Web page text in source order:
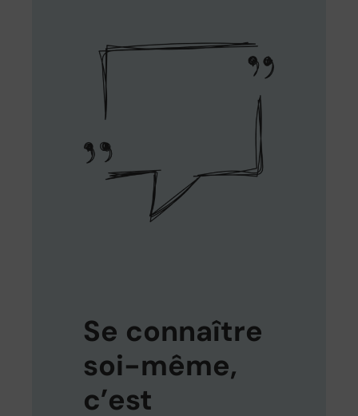
Se connaître
soi-même,
c’est